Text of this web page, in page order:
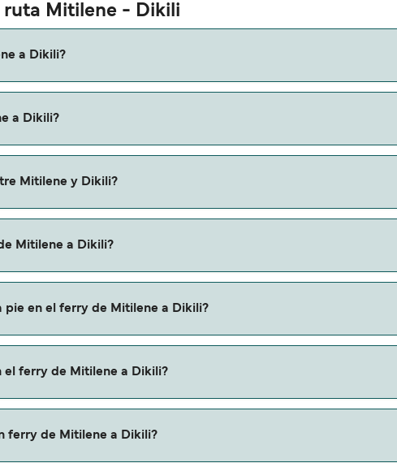
ruta Mitilene - Dikili
a Dikili?
online la información más actualizada.
a Dikili?
Mitilene y Dikili?
Mitilene a Dikili?
y descuentos de las compañías navieras.
pie en el ferry de Mitilene a Dikili?
el ferry de Mitilene a Dikili?
ferry de Mitilene a Dikili?